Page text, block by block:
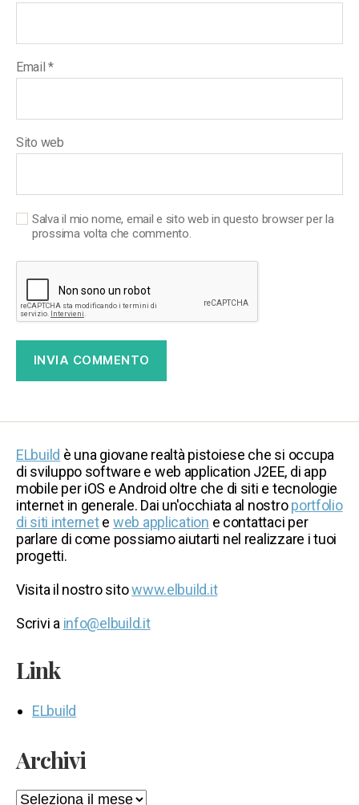
Email*
Sito web
Salva il mio nome, email e sito web in questo browser per la
prossima volta che commento.
ELbuild è una giovane realtà pistoiese che si occupa
di sviluppo software e web application J2EE, di app
mobile per iOS e Android oltre che di siti e tecnologie
internet in generale. Dai un'occhiata al nostroportfolio
di siti internete web application e contattaci per
parlare di come possiamo aiutarti nel realizzare i tuoi
progetti.
Visita il nostro sitowww.elbuild.it
Scrivi a info@elbuild.it
Link
ELbuild
Archivi
Archivi